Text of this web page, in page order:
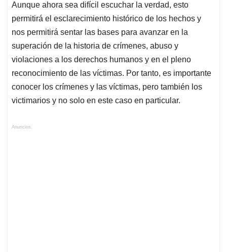
Aunque ahora sea difícil escuchar la verdad, esto
permitirá el esclarecimiento histórico de los hechos y
nos permitirá sentar las bases para avanzar en la
superación de la historia de crímenes, abuso y
violaciones a los derechos humanos y en el pleno
reconocimiento de las víctimas. Por tanto, es importante
conocer los crímenes y las víctimas, pero también los
victimarios y no solo en este caso en particular.
Anuncios.